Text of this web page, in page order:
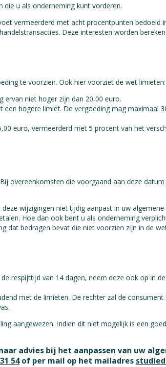
u als onderneming kunt vorderen.
vermeerderd met acht procentpunten bedoeld
Deze interesten worden
te voorzien. Ook hier voorziet de wet limieten:
ervan niet hoger zijn dan 20,00 euro.
hogere limiet. De vergoeding mag maximaal
euro, vermeerderd met 5 procent van het
overeenkomsten die voorgaand aan deze
wijzigingen niet tijdig aanpast in uw
Hoe dan ook bent u als onderneming
dat bedragen bevat die niet voorzien zijn in de
respijttijd van 14 dagen, neem deze ook op in
met de limieten. De rechter zal de
aangewezen. Indien dit niet mogelijk is een
advies bij het aanpassen van uw
54of per mail op het mailadres